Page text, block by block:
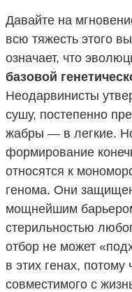
Давайте на
всю тяжесть этого
означает, что
базовой
Неодарвинисты
сушу, постепенно
жабры — в легкие.
формирование
относятся к
генома. Они
мощнейшим
стерильностью
отбор не может
в этих генах, потому
совместимого с